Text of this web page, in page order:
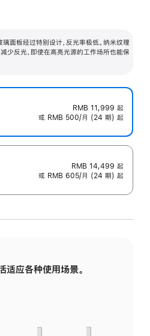
璃面板经过特别设计，反光率极低。纳米纹理
少反光，即使在高亮光源的工作场所也能保
RMB 11,999 起
或 RMB 500/月 (24 期) 起
RMB 14,499 起
或 RMB 605/月 (24 期) 起
适应各种使用场景。